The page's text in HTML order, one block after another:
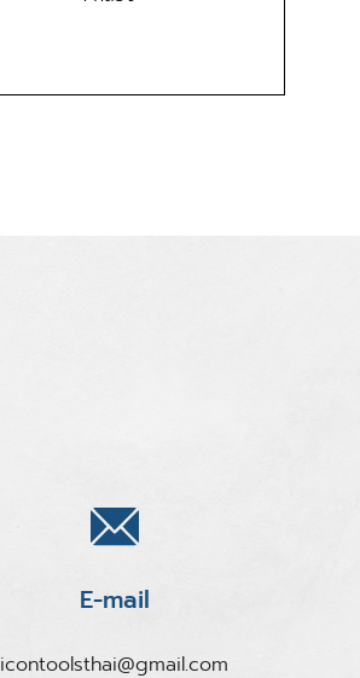
E-mail
icontoolsthai@gmail.com